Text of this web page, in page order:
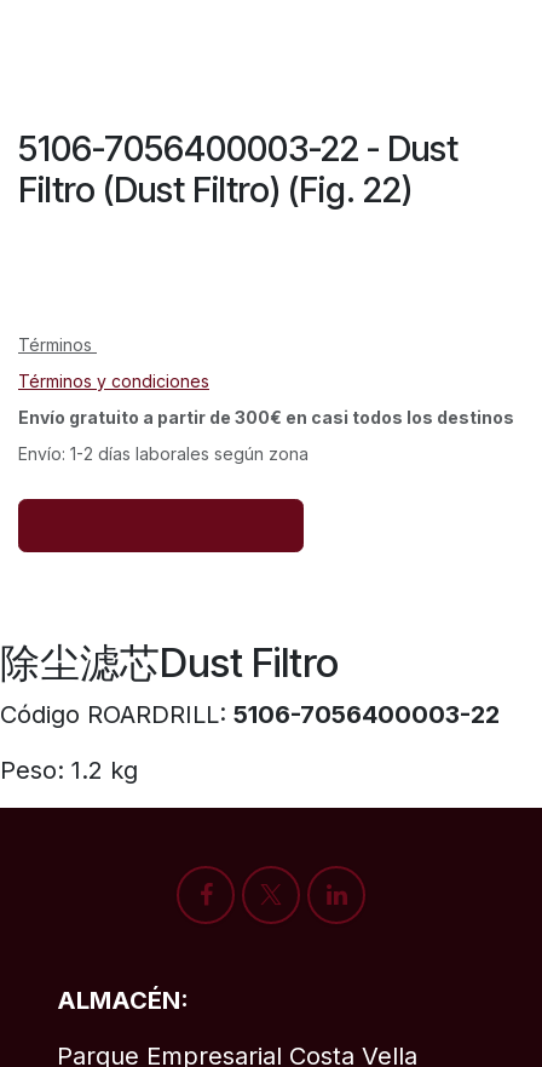
5106-7056400003-22 - Dust
Filtro (Dust Filtro) (Fig. 22)
Términos
Términos y condiciones
Envío gratuito a partir de 300€ en casi todos los destinos
Envío: 1-2 días laborales según zona
除尘滤芯Dust Filtro
Código ROARDRILL: 5106-7056400003-22
Peso: 1.2 kg
ALMACÉN:
Parque Empresarial Costa Vella